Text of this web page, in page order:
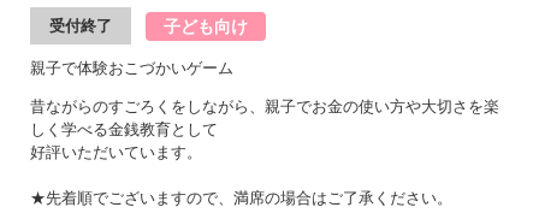
受付終了 子ども向け
親子で体験おこづかいゲーム
昔ながらのすごろくをしながら、親子でお金の使い方や大切さを楽
しく学べる金銭教育として
好評いただいています。
★先着順でございますので、満席の場合はご了承ください。